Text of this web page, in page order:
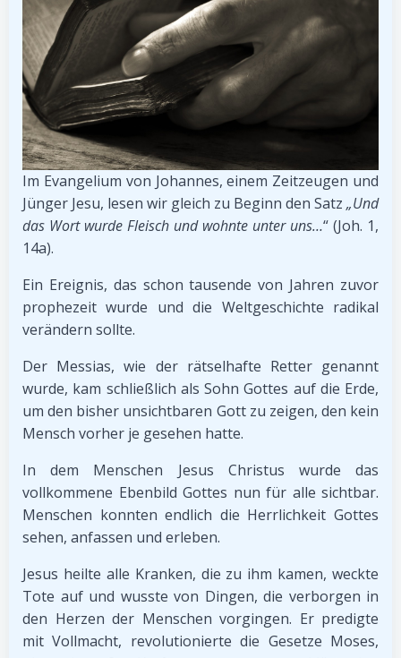
Im Evangelium von Johannes, einem Zeitzeugen und
Jünger Jesu, lesen wir gleich zu Beginn den Satz „Und
das Wort wurde Fleisch und wohnte unter uns…“ (Joh. 1,
14a).
Ein Ereignis, das schon tausende von Jahren zuvor
prophezeit wurde und die Weltgeschichte radikal
verändern sollte.
Der Messias, wie der rätselhafte Retter genannt
wurde, kam schließlich als Sohn Gottes auf die Erde,
um den bisher unsichtbaren Gott zu zeigen, den kein
Mensch vorher je gesehen hatte.
In dem Menschen Jesus Christus wurde das
vollkommene Ebenbild Gottes nun für alle sichtbar.
Menschen konnten endlich die Herrlichkeit Gottes
sehen, anfassen und erleben.
Jesus heilte alle Kranken, die zu ihm kamen, weckte
Tote auf und wusste von Dingen, die verborgen in
den Herzen der Menschen vorgingen. Er predigte
mit Vollmacht, revolutionierte die Gesetze Moses,